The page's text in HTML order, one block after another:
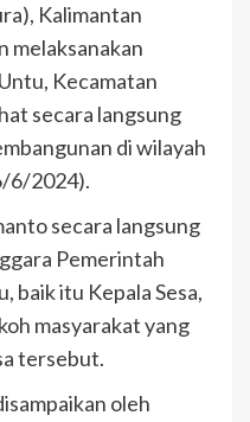
Kalimantan
melaksanakan
Kecamatan
secara langsung
di wilayah
6/2024).
secara langsung
Pemerintah
baik itu Kepala Sesa,
masyarakat yang
tersebut.
oleh